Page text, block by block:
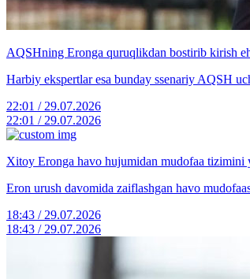
AQSHning Eronga quruqlikdan bostirib kirish
Harbiy ekspertlar esa bunday ssenariy AQSH
22:01 / 29.07.2026
22:01 / 29.07.2026
Xitoy Eronga havo hujumidan mudofaa tizimini
Eron urush davomida zaiflashgan havo
18:43 / 29.07.2026
18:43 / 29.07.2026